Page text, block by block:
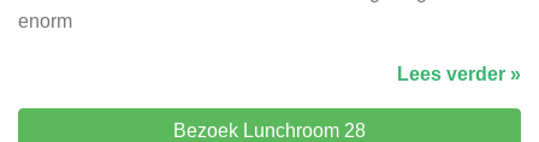
enorm
Lees verder »
Bezoek Lunchroom 28